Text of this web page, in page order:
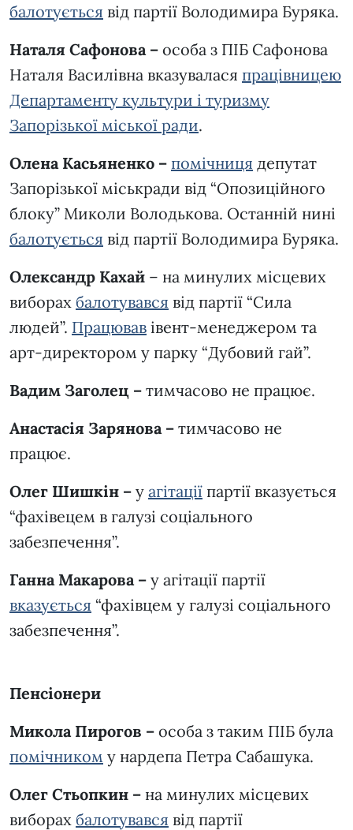
балотується від партії Володимира Буряка.
Наталя Сафонова – особа з ПІБ Сафонова
Наталя Василівна вказувалася працівницею
Департаменту культури і туризму
Запорізької міської ради.
Олена Касьяненко – помічниця депутат
Запорізької міськради від “Опозиційного
блоку” Миколи Володькова. Останній нині
балотується від партії Володимира Буряка.
Олександр Кахай – на минулих місцевих
виборах балотувався від партії “Сила
людей”. Працював івент-менеджером та
арт-директором у парку “Дубовий гай”.
Вадим Заголец – тимчасово не працює.
Анастасія Зарянова – тимчасово не
працює.
Олег Шишкін – у агітації партії вказується
“фахівецем в галузі соціального
забезпечення”.
Ганна Макарова – у агітації партії
вказується “фахівцем у галузі соціального
забезпечення”.
Пенсіонери
Микола Пирогов – особа з таким ПІБ була
помічником у нардепа Петра Сабашука.
Олег Стьопкин – на минулих місцевих
виборах балотувався від партії